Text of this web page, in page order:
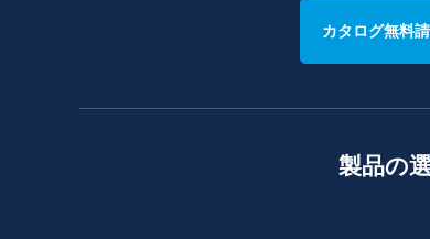
カタログ無料
製品の